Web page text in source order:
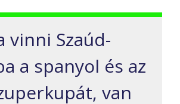
vinni Szaúd-
a spanyol és az
t, van